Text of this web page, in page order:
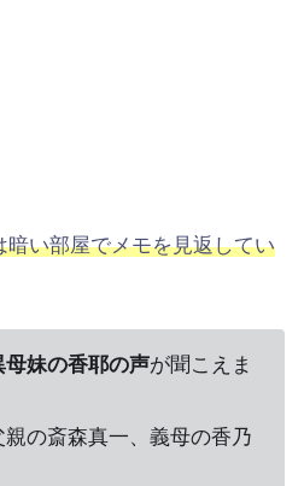
い部屋でメモを見返してい
母妹の香耶の声が聞こえま
の斎森真一、義母の香乃